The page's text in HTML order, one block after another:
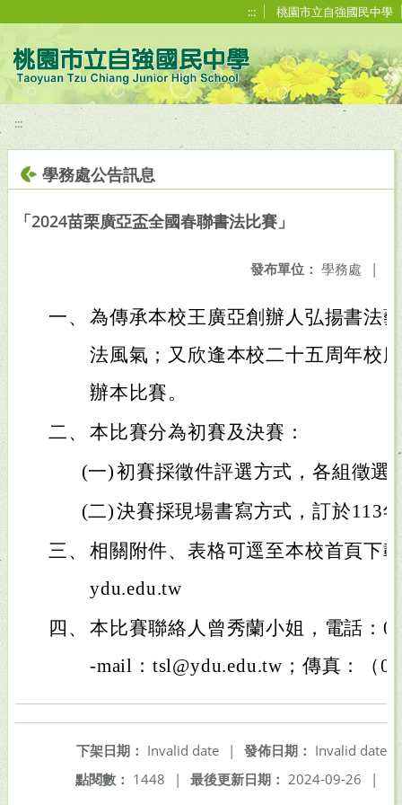
::: 桃園市立自強國民中學
:::
學務處公告訊息
「2024苗栗廣亞盃全國春聯書法比賽」
發布單位： 學務處 |
一、 為傳承本校王廣亞創辦人弘揚書法
法風氣；又欣逢本校二十五周年校
辦本比賽。
二、 本比賽分為初賽及決賽：
(一)初賽採徵件評選方式，各組徵選
(二)決賽採現場書寫方式，訂於113
三、 相關附件、表格可逕至本校首頁下
ydu.edu.tw
四、 本比賽聯絡人曾秀蘭小姐，電話：
-mail：tsl@ydu.edu.tw；傳真：（
發佈日期： Invalid date
下架日期： Invalid date
|
最後更新日期： 2024-09-26 |
點閱數： 1448 |